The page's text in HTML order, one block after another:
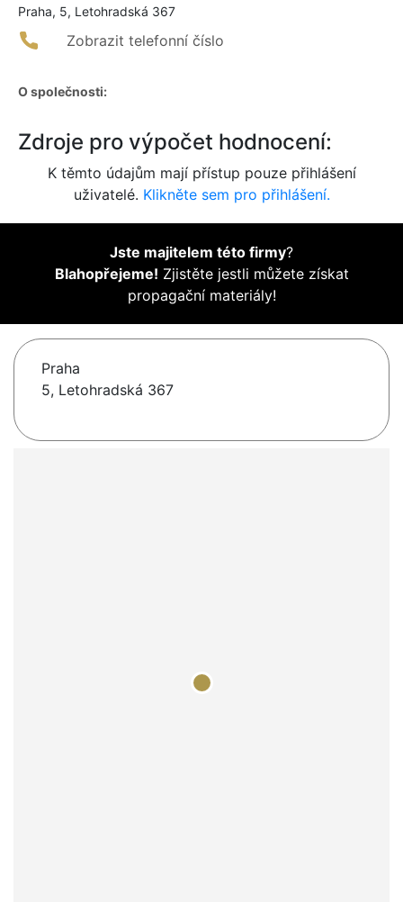
Praha, 5, Letohradská 367
Zobrazit telefonní číslo
O společnosti:
Zdroje pro výpočet hodnocení:
K těmto údajům mají přístup pouze přihlášení
uživatelé. Klikněte sem pro přihlášení.
Jste majitelem této firmy?
Blahopřejeme! Zjistěte jestli můžete získat
propagační materiály!
Praha
5, Letohradská 367